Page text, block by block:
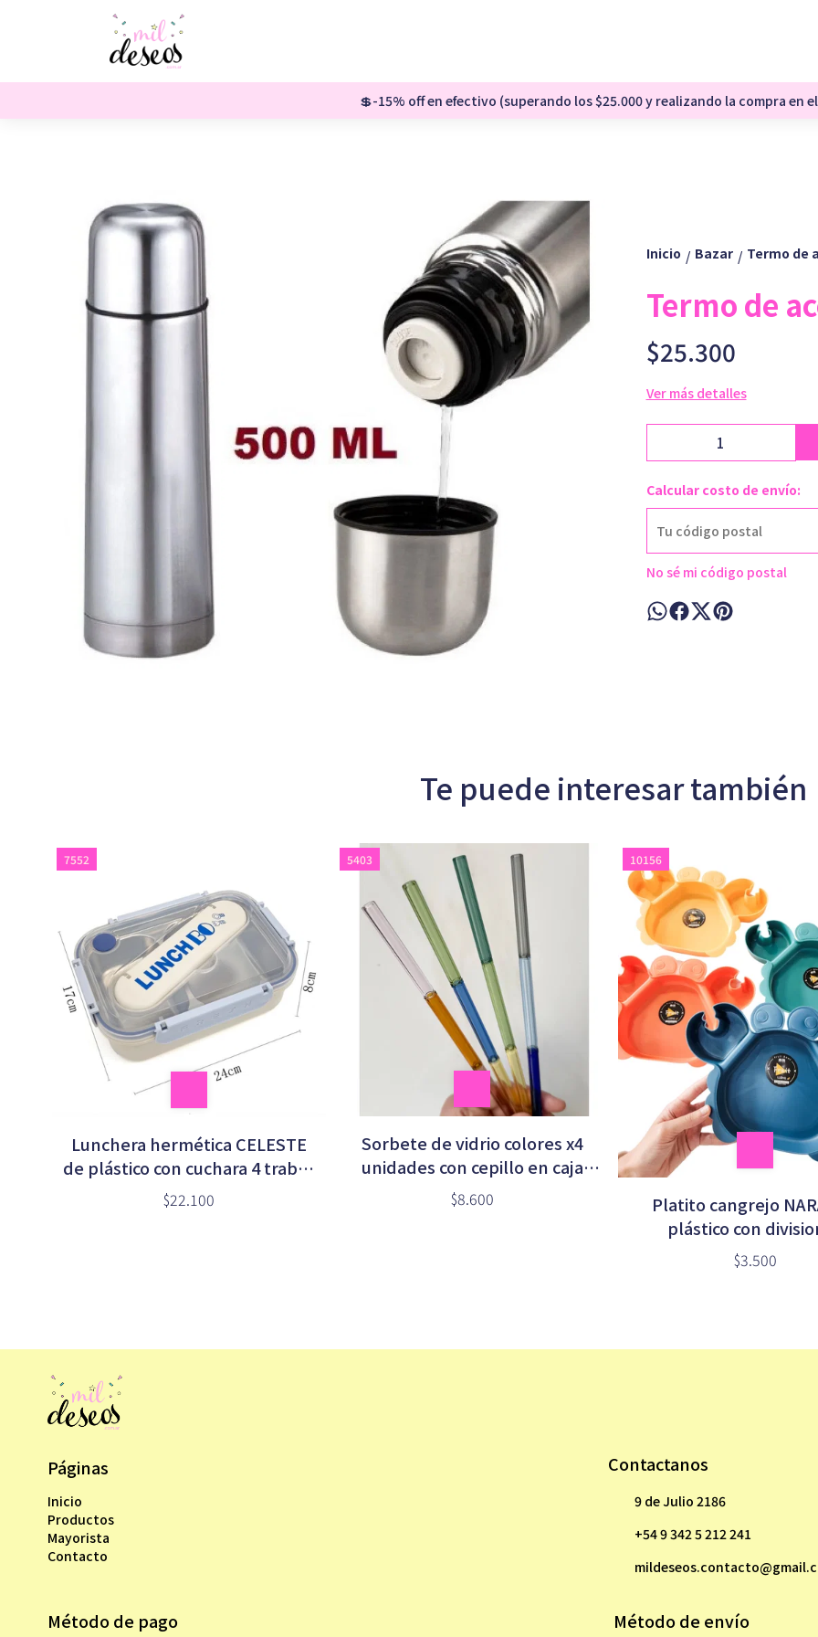
💲-15% off en efectivo (superando los $25.000 y realizando la compra en
Inicio / Bazar / Termo de
Termo de
$25.300
Ver más detalles
Calcular costo de envío:
No sé mi código postal
Te puede interesar también
7552
Lunchera hermética CELESTE
de plástico con cuchara 4 trabas
LUNCH BO
$22.100
5403
Sorbete de vidrio colores x4
unidades con cepillo en caja
(MT9632)
$8.600
10156
Platito cangrejo
plástico con
$3.500
Páginas
Inicio
Productos
Mayorista
Contacto
Contactanos
9 de Julio 2186
+54 9 342 5 212 241
Método de pago Método de envío